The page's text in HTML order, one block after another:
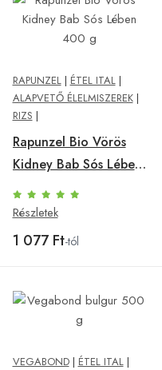
RAPUNZEL| ÉTEL ITAL|
ALAPVETŐ ÉLELMISZEREK|
RIZS |
Rapunzel Bio Vörös
Kidney Bab Sós Lében
400 g
Részletek
1 077 Ft-tól
VEGABOND| ÉTEL ITAL|